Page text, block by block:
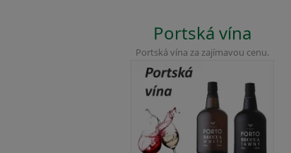
Portská vína
Portská vína za zajímavou cenu.